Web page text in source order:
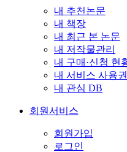
내 추천논문
내 책장
내 최근 본 논문
내 저작물관리
내 구매·신청 현
내 서비스 사용
내 관심 DB
회원서비스
회원가입
로그인